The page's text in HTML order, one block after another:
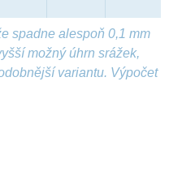
spadne alespoň 0,1 mm
možný úhrn srážek,
variantu. Výpočet